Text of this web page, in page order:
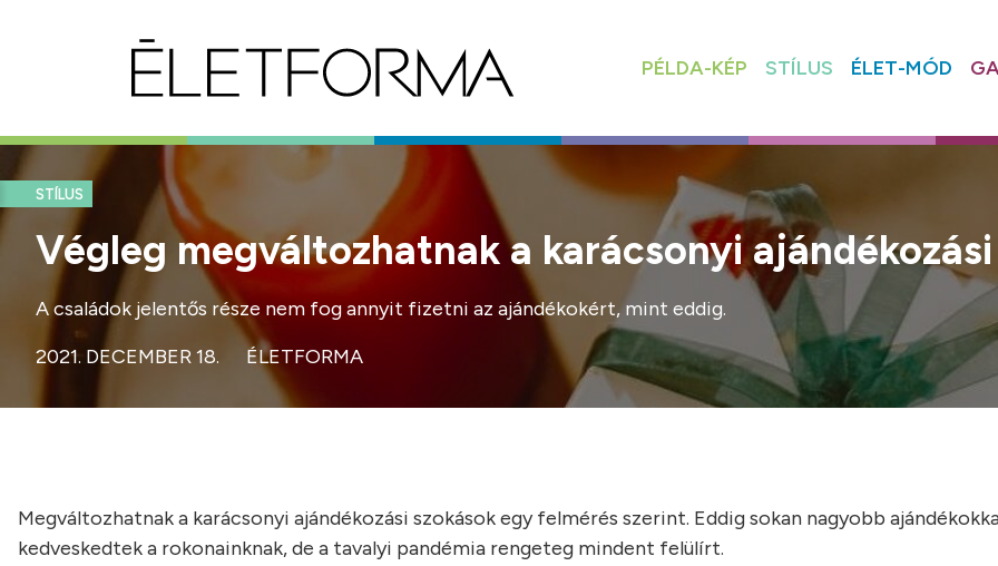
PÉLDA-KÉP STÍLUS ÉLET-MÓD
STÍLUS
Végleg megváltozhatnak a karácsonyi
A családok jelentős része nem fog annyit fizetni az ajándékokért, mint eddig.
2021. DECEMBER 18.
ÉLETFORMA
Megváltozhatnak a karácsonyi ajándékozási szokások egy felmérés szerint. Eddig sokan nagyobb
kedveskedtek a rokonainknak, de a tavalyi pandémia rengeteg mindent felülírt.